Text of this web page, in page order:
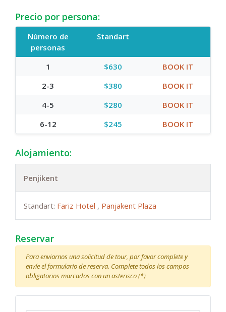
Precio por persona:
Número de
personas
Standart
1 $630
BOOK IT
2-3
$380
BOOK IT
4-5
$280
BOOK IT
6-12
$245 BOOK IT
Alojamiento:
Penjikent
Standart: Fariz Hotel , Panjakent Plaza
Reservar
Para enviarnos una solicitud de tour, por favor complete y
envíe el formulario de reserva. Complete todos los campos
obligatorios marcados con un asterisco (*)